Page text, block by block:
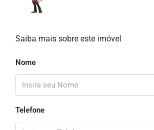
Saiba mais sobre este imóvel
Nome
Telefone